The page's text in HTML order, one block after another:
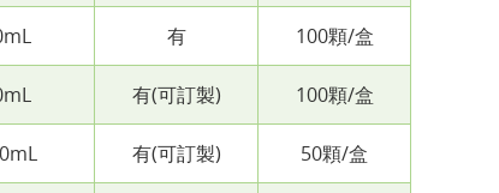
有 100顆/盒
有(可訂製) 100顆/盒
有(可訂製) 50顆/盒